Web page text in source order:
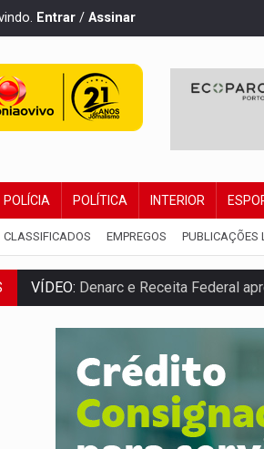
Entrar / Assinar
POLÍCIA POLÍTICA INTERIOR
CLASSIFICADOS EMPREGOS PUBLICAÇÕES
VÍDEO: Denarc e Receita Federal
ENTRADA GRATUITA:Espetáculo As
Três são presos após furto
CELEBRAÇÃO: Cerejeiras completa